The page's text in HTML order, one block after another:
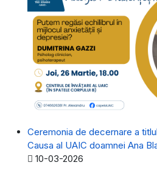
Ceremonia de decernare a
Causa al UAIC doamnei Ana
Detalii
10-03-2026